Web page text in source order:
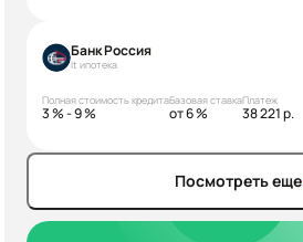
Банк Россия
It ипотека
Полная стоимость кредита
3 % - 9 %
Базовая ставка
от 6 %
Платеж
38 221 р.
Посмотреть еще